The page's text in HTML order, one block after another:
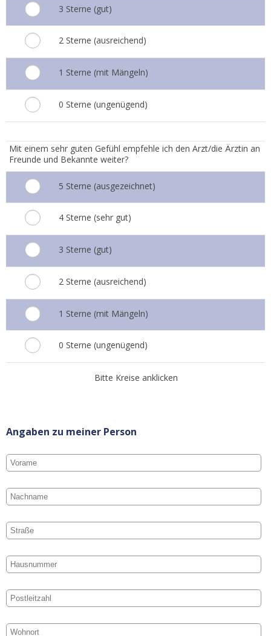
3 Sterne (gut)
2 Sterne (ausreichend)
1 Sterne (mit Mängeln)
0 Sterne (ungenügend)
Mit einem sehr guten Gefühl empfehle ich den Arzt/die Ärztin an
Freunde und Bekannte weiter?
5 Sterne (ausgezeichnet)
4 Sterne (sehr gut)
3 Sterne (gut)
2 Sterne (ausreichend)
1 Sterne (mit Mängeln)
0 Sterne (ungenügend)
Bitte Kreise anklicken
Angaben zu meiner Person